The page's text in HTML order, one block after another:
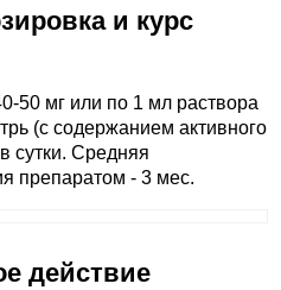
и курс
50 мг или по 1 мл раствора
(с содержанием активного
сутки. Средняя
препаратом - 3 мес.
действие